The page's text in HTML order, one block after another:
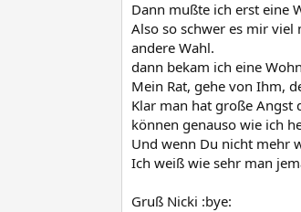
Dann mußte ich erst eine
Also so schwer es mir
andere Wahl.
dann bekam ich eine
Mein Rat, gehe von Ihm,
Klar man hat große Angst
können genauso wie ich
Und wenn Du nicht mehr
Ich weiß wie sehr man
Gruß Nicki :bye: